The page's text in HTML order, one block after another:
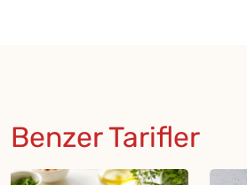
Benzer Tarifler